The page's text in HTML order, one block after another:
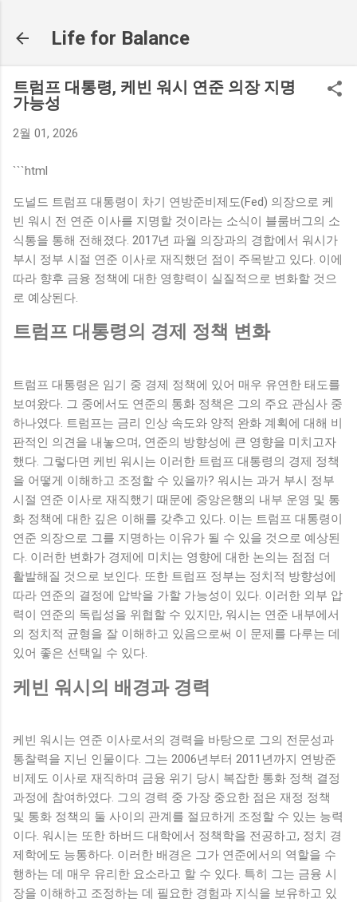
Life for Balance
트럼프 대통령, 케빈 워시 연준 의장 지명
가능성
2월 01, 2026
```html
도널드 트럼프 대통령이 차기 연방준비제도(Fed) 의장으로 케
빈 워시 전 연준 이사를 지명할 것이라는 소식이 블룸버그의 소
식통을 통해 전해졌다. 2017년 파월 의장과의 경합에서 워시가
부시 정부 시절 연준 이사로 재직했던 점이 주목받고 있다. 이에
따라 향후 금융 정책에 대한 영향력이 실질적으로 변화할 것으
로 예상된다.
트럼프 대통령의 경제 정책 변화
트럼프 대통령은 임기 중 경제 정책에 있어 매우 유연한 태도를
보여왔다. 그 중에서도 연준의 통화 정책은 그의 주요 관심사 중
하나였다. 트럼프는 금리 인상 속도와 양적 완화 계획에 대해 비
판적인 의견을 내놓으며, 연준의 방향성에 큰 영향을 미치고자
했다. 그렇다면 케빈 워시는 이러한 트럼프 대통령의 경제 정책
을 어떻게 이해하고 조정할 수 있을까? 워시는 과거 부시 정부
시절 연준 이사로 재직했기 때문에 중앙은행의 내부 운영 및 통
화 정책에 대한 깊은 이해를 갖추고 있다. 이는 트럼프 대통령이
연준 의장으로 그를 지명하는 이유가 될 수 있을 것으로 예상된
다. 이러한 변화가 경제에 미치는 영향에 대한 논의는 점점 더
활발해질 것으로 보인다. 또한 트럼프 정부는 정치적 방향성에
따라 연준의 결정에 압박을 가할 가능성이 있다. 이러한 외부 압
력이 연준의 독립성을 위협할 수 있지만, 워시는 연준 내부에서
의 정치적 균형을 잘 이해하고 있음으로써 이 문제를 다루는 데
있어 좋은 선택일 수 있다.
케빈 워시의 배경과 경력
케빈 워시는 연준 이사로서의 경력을 바탕으로 그의 전문성과
통찰력을 지닌 인물이다. 그는 2006년부터 2011년까지 연방준
비제도 이사로 재직하며 금융 위기 당시 복잡한 통화 정책 결정
과정에 참여하였다. 그의 경력 중 가장 중요한 점은 재정 정책
및 통화 정책의 둘 사이의 관계를 절묘하게 조정할 수 있는 능력
이다. 워시는 또한 하버드 대학에서 정책학을 전공하고, 정치 경
제학에도 능통하다. 이러한 배경은 그가 연준에서의 역할을 수
행하는 데 매우 유리한 요소라고 할 수 있다. 특히 그는 금융 시
장을 이해하고 조정하는 데 필요한 경험과 지식을 보유하고 있